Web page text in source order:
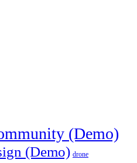
(Demo)
(Demo) drone